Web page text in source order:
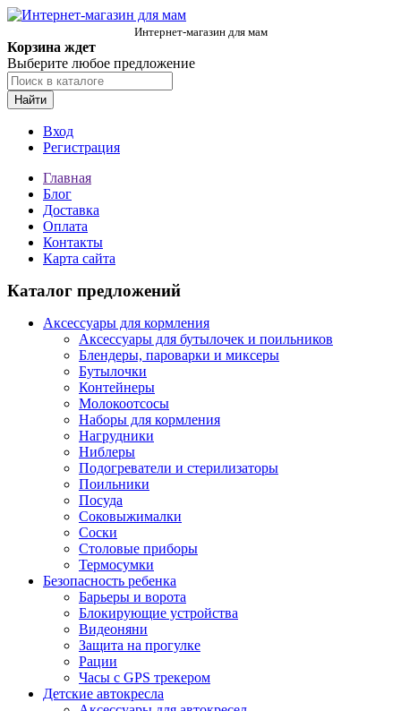
Интернет-магазин для мам
Корзина ждет
Выберите любое предложение
Найти
Вход
Регистрация
Главная
Блог
Доставка
Оплата
Контакты
Карта сайта
Каталог предложений
Аксессуары для кормления
Аксессуары для бутылочек и поильников
Блендеры, пароварки и миксеры
Бутылочки
Контейнеры
Молокоотсосы
Наборы для кормления
Нагрудники
Ниблеры
Подогреватели и стерилизаторы
Поильники
Посуда
Соковыжималки
Соски
Столовые приборы
Термосумки
Безопасность ребенка
Барьеры и ворота
Блокирующие устройства
Видеоняни
Защита на прогулке
Рации
Часы с GPS трекером
Детские автокресла